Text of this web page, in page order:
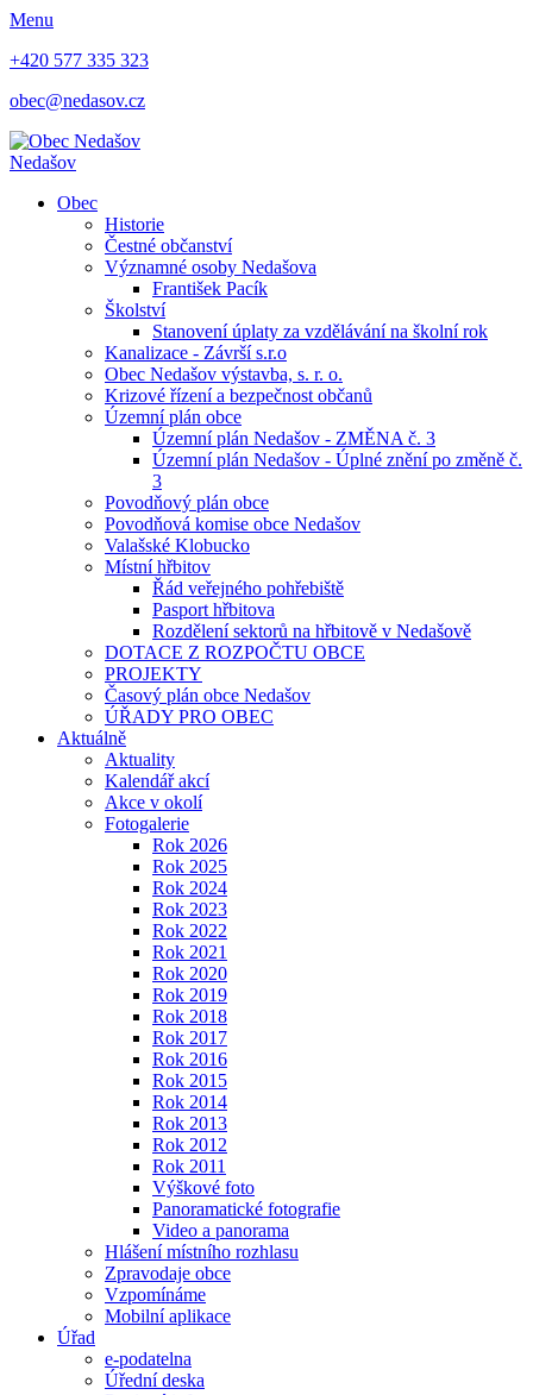
Menu
+420 577 335 323
obec@nedasov.cz
Nedašov
Obec
Historie
Čestné občanství
Významné osoby Nedašova
František Pacík
Školství
Stanovení úplaty za vzdělávání na školní rok
Kanalizace - Závrší s.r.o
Obec Nedašov výstavba, s. r. o.
Krizové řízení a bezpečnost občanů
Územní plán obce
Územní plán Nedašov - ZMĚNA č. 3
Územní plán Nedašov - Úplné znění po změně č.
3
Povodňový plán obce
Povodňová komise obce Nedašov
Valašské Klobucko
Místní hřbitov
Řád veřejného pohřebiště
Pasport hřbitova
Rozdělení sektorů na hřbitově v Nedašově
DOTACE Z ROZPOČTU OBCE
PROJEKTY
Časový plán obce Nedašov
ÚŘADY PRO OBEC
Aktuálně
Aktuality
Kalendář akcí
Akce v okolí
Fotogalerie
Rok 2026
Rok 2025
Rok 2024
Rok 2023
Rok 2022
Rok 2021
Rok 2020
Rok 2019
Rok 2018
Rok 2017
Rok 2016
Rok 2015
Rok 2014
Rok 2013
Rok 2012
Rok 2011
Výškové foto
Panoramatické fotografie
Video a panorama
Hlášení místního rozhlasu
Zpravodaje obce
Vzpomínáme
Mobilní aplikace
Úřad
e-podatelna
Úřední deska